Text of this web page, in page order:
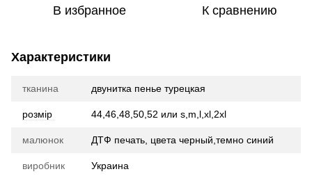
В избранное К сравнению
Характеристики
тканина двунитка пенье турецкая
розмір 44,46,48,50,52 или s,m,l,xl,2xl
малюнок ДТФ печать, цвета черный,темно синий
виробник Украина